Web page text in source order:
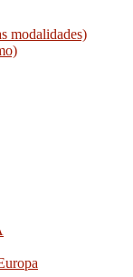
modalidades)